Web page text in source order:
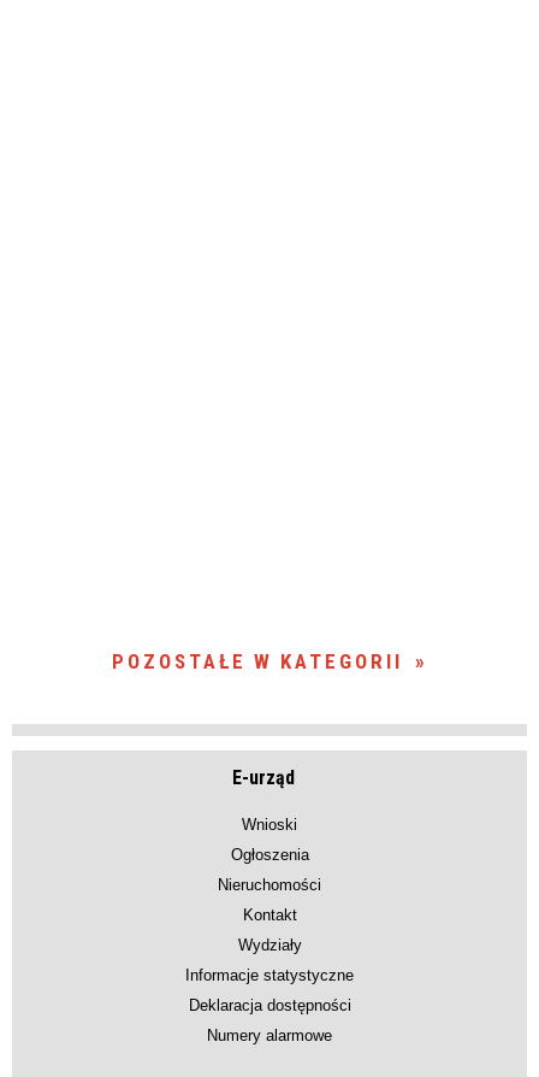
POZOSTAŁE W KATEGORII
E-urząd
Wnioski
Ogłoszenia
Nieruchomości
Kontakt
Wydziały
Informacje statystyczne
Deklaracja dostępności
Numery alarmowe